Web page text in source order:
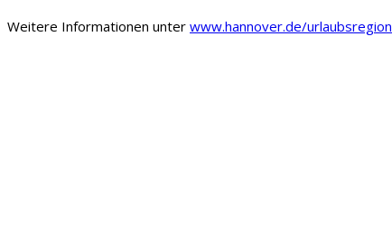
Weitere Informationen unter www.hannover.de/urlaubsregion